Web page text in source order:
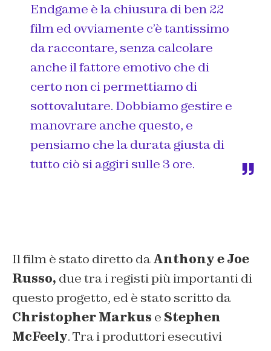
Endgame è la chiusura di ben 22
film ed ovviamente c’è tantissimo
da raccontare, senza calcolare
anche il fattore emotivo che di
certo non ci permettiamo di
sottovalutare. Dobbiamo gestire e
manovrare anche questo, e
pensiamo che la durata giusta di
tutto ciò si aggiri sulle 3 ore.
Il film è stato diretto daAnthony e Joe
Russo, due tra i registi più importanti di
questo progetto, ed è stato scritto da
Christopher Markus e Stephen
McFeely. Tra i produttori esecutivi